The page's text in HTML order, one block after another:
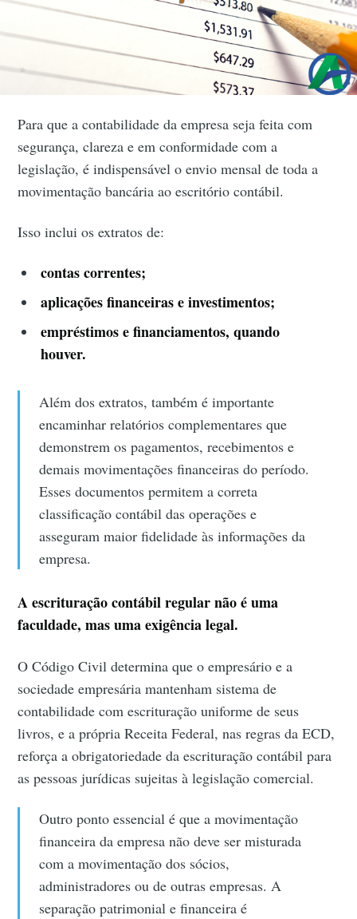
Para que a contabilidade da empresa seja feita com
segurança, clareza e em conformidade com a
legislação, é indispensável o envio mensal de toda a
movimentação bancária ao escritório contábil.
Isso inclui os extratos de:
contas correntes;
aplicações financeiras e investimentos;
empréstimos e financiamentos, quando
houver.
Além dos extratos, também é importante
encaminhar relatórios complementares que
demonstrem os pagamentos, recebimentos e
demais movimentações financeiras do período.
Esses documentos permitem a correta
classificação contábil das operações e
asseguram maior fidelidade às informações da
empresa.
A escrituração contábil regular não é uma
faculdade, mas uma exigência legal.
O Código Civil determina que o empresário e a
sociedade empresária mantenham sistema de
contabilidade com escrituração uniforme de seus
livros, e a própria Receita Federal, nas regras da ECD,
reforça a obrigatoriedade da escrituração contábil para
as pessoas jurídicas sujeitas à legislação comercial.
Outro ponto essencial é que a movimentação
financeira da empresa não deve ser misturada
com a movimentação dos sócios,
administradores ou de outras empresas. A
separação patrimonial e financeira é